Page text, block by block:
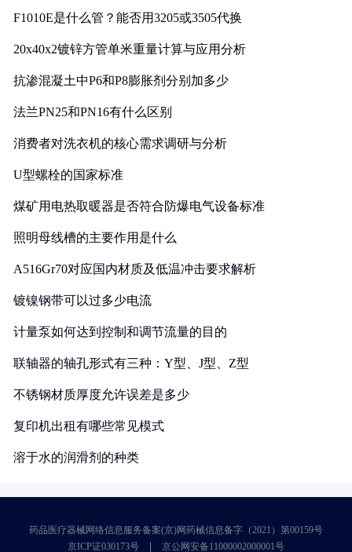
F1010E是什么管？能否用3205或3505代换
20x40x2镀锌方管单米重量计算与应用分析
抗渗混凝土中P6和P8膨胀剂分别加多少
法兰PN25和PN16有什么区别
消费者对洗衣机的核心需求调研与分析
U型螺栓的国家标准
煤矿用电热取暖器是否符合防爆电气设备标准
照明母线槽的主要作用是什么
A516Gr70对应国内材质及低温冲击要求解析
镀镍钢带可以过多少电流
计量泵如何达到控制和调节流量的目的
联轴器的轴孔形式有三种：Y型、J型、Z型
不锈钢材质厚度允许误差是多少
复印机出租有哪些常见模式
溶于水的润滑剂的种类
药品医疗器械网络信息服务备案(京)网药械信息备字（2021）第00159号
京ICP证030173号
京公网安备11000002000001号